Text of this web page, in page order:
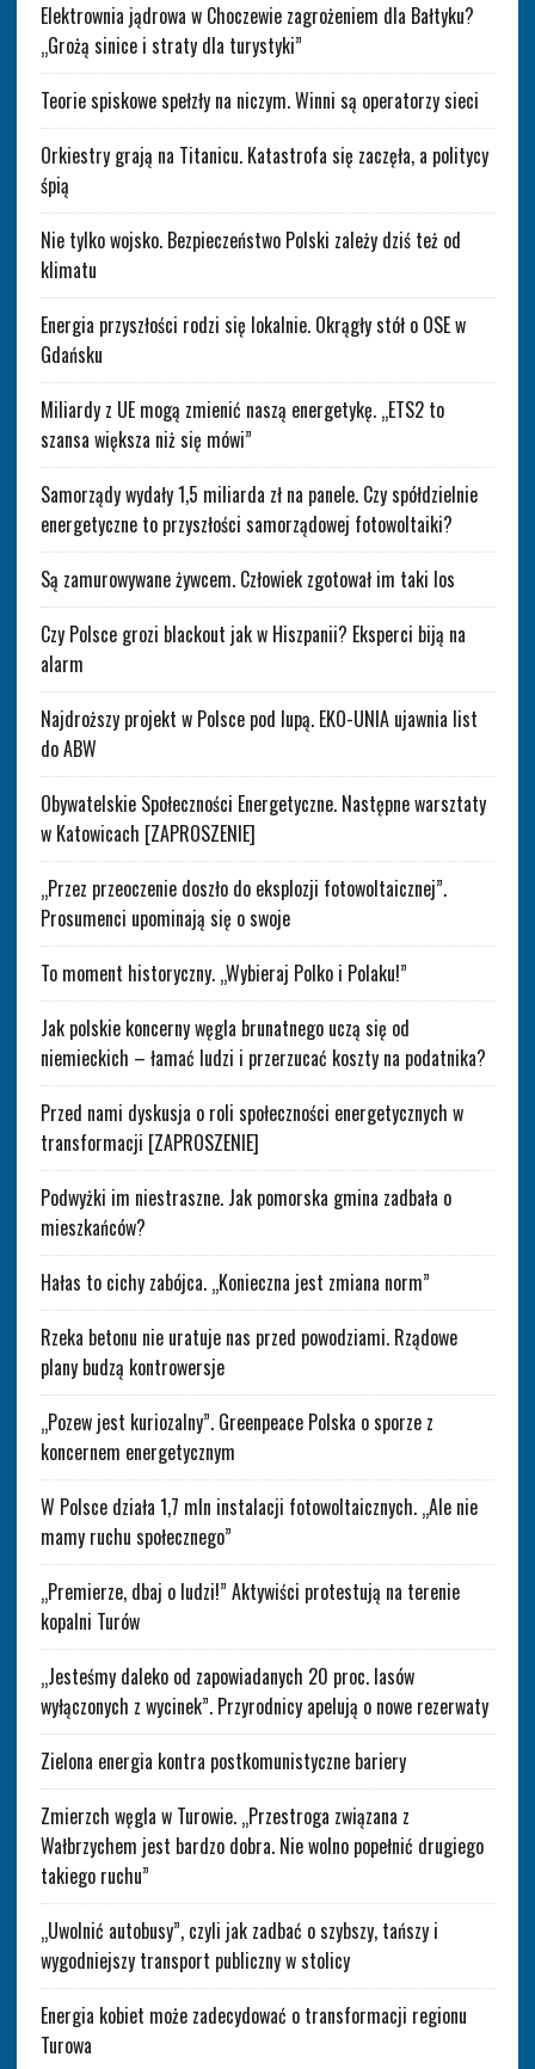
Elektrownia jądrowa w Choczewie zagrożeniem dla Bałtyku?
„Grożą sinice i straty dla turystyki”
Teorie spiskowe spełzły na niczym. Winni są operatorzy sieci
Orkiestry grają na Titanicu. Katastrofa się zaczęła, a politycy
śpią
Nie tylko wojsko. Bezpieczeństwo Polski zależy dziś też od
klimatu
Energia przyszłości rodzi się lokalnie. Okrągły stół o OSE w
Gdańsku
Miliardy z UE mogą zmienić naszą energetykę. „ETS2 to
szansa większa niż się mówi”
Samorządy wydały 1,5 miliarda zł na panele. Czy spółdzielnie
energetyczne to przyszłości samorządowej fotowoltaiki?
Są zamurowywane żywcem. Człowiek zgotował im taki los
Czy Polsce grozi blackout jak w Hiszpanii? Eksperci biją na
alarm
Najdroższy projekt w Polsce pod lupą. EKO-UNIA ujawnia list
do ABW
Obywatelskie Społeczności Energetyczne. Następne warsztaty
w Katowicach [ZAPROSZENIE]
„Przez przeoczenie doszło do eksplozji fotowoltaicznej”.
Prosumenci upominają się o swoje
To moment historyczny. „Wybieraj Polko i Polaku!”
Jak polskie koncerny węgla brunatnego uczą się od
niemieckich – łamać ludzi i przerzucać koszty na podatnika?
Przed nami dyskusja o roli społeczności energetycznych w
transformacji [ZAPROSZENIE]
Podwyżki im niestraszne. Jak pomorska gmina zadbała o
mieszkańców?
Hałas to cichy zabójca. „Konieczna jest zmiana norm”
Rzeka betonu nie uratuje nas przed powodziami. Rządowe
plany budzą kontrowersje
„Pozew jest kuriozalny”. Greenpeace Polska o sporze z
koncernem energetycznym
W Polsce działa 1,7 mln instalacji fotowoltaicznych. „Ale nie
mamy ruchu społecznego”
„Premierze, dbaj o ludzi!” Aktywiści protestują na terenie
kopalni Turów
„Jesteśmy daleko od zapowiadanych 20 proc. lasów
wyłączonych z wycinek”. Przyrodnicy apelują o nowe rezerwaty
Zielona energia kontra postkomunistyczne bariery
Zmierzch węgla w Turowie. „Przestroga związana z
Wałbrzychem jest bardzo dobra. Nie wolno popełnić drugiego
takiego ruchu”
„Uwolnić autobusy”, czyli jak zadbać o szybszy, tańszy i
wygodniejszy transport publiczny w stolicy
Energia kobiet może zadecydować o transformacji regionu
Turowa